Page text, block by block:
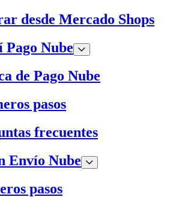
desde Mercado Shops
Pago Nube
de Pago Nube
pasos
frecuentes
Envío Nube
pasos